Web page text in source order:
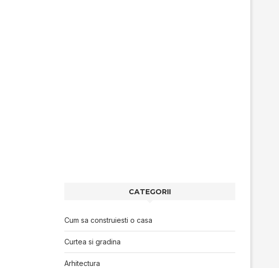
CATEGORII
Cum sa construiesti o casa
Curtea si gradina
Arhitectura